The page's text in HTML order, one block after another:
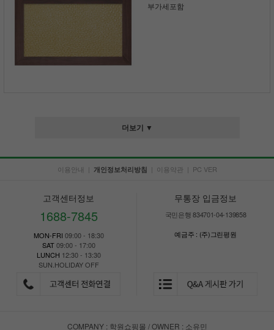
부가세포함
더보기 ▼
이용안내 | 개인정보처리방침 | 이용약관 | PC VER
고객센터정보
1688-7845
MON-FRI 09:00 - 18:30
SAT09:00 - 17:00
LUNCH 12:30 - 13:30
SUN.HOLIDAY OFF
무통장 입금정보
국민은행 834701-04-139858
예금주 : (주)그린평원
COMPANY : 학원쇼핑몰 / OWNER : 소유민